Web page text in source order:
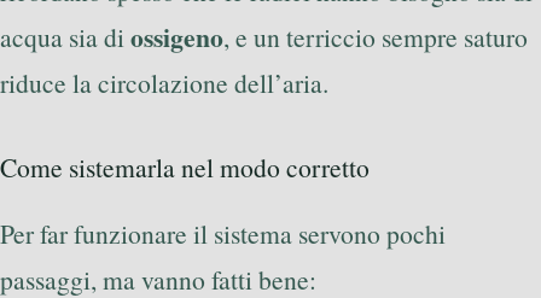
acqua sia diossigeno, e un terriccio sempre saturo
riduce la circolazione dell’aria.
Come sistemarla nel modo corretto
Per far funzionare il sistema servono pochi
passaggi, ma vanno fatti bene: